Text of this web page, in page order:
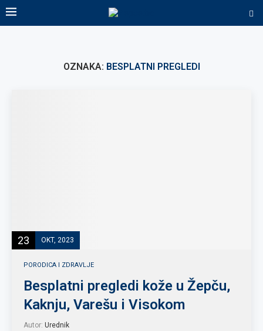
OZNAKA: BESPLATNI PREGLEDI
23 OKT, 2023
PORODICA I ZDRAVLJE
Besplatni pregledi kože u Žepču,
Kaknju, Varešu i Visokom
Autor: Urednik